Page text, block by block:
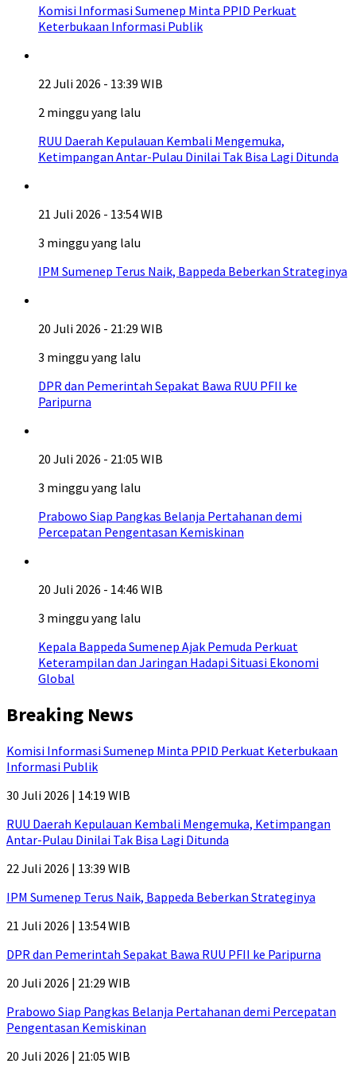
Komisi Informasi Sumenep Minta PPID Perkuat
Keterbukaan Informasi Publik
22 Juli 2026 - 13:39 WIB
2 minggu yang lalu
RUU Daerah Kepulauan Kembali Mengemuka,
Ketimpangan Antar-Pulau Dinilai Tak Bisa Lagi Ditunda
21 Juli 2026 - 13:54 WIB
3 minggu yang lalu
IPM Sumenep Terus Naik, Bappeda Beberkan Strateginya
20 Juli 2026 - 21:29 WIB
3 minggu yang lalu
DPR dan Pemerintah Sepakat Bawa RUU PFII ke
Paripurna
20 Juli 2026 - 21:05 WIB
3 minggu yang lalu
Prabowo Siap Pangkas Belanja Pertahanan demi
Percepatan Pengentasan Kemiskinan
20 Juli 2026 - 14:46 WIB
3 minggu yang lalu
Kepala Bappeda Sumenep Ajak Pemuda Perkuat
Keterampilan dan Jaringan Hadapi Situasi Ekonomi
Global
Breaking News
Komisi Informasi Sumenep Minta PPID Perkuat Keterbukaan
Informasi Publik
30 Juli 2026 | 14:19 WIB
RUU Daerah Kepulauan Kembali Mengemuka, Ketimpangan
Antar-Pulau Dinilai Tak Bisa Lagi Ditunda
22 Juli 2026 | 13:39 WIB
IPM Sumenep Terus Naik, Bappeda Beberkan Strateginya
21 Juli 2026 | 13:54 WIB
DPR dan Pemerintah Sepakat Bawa RUU PFII ke Paripurna
20 Juli 2026 | 21:29 WIB
Prabowo Siap Pangkas Belanja Pertahanan demi Percepatan
Pengentasan Kemiskinan
20 Juli 2026 | 21:05 WIB